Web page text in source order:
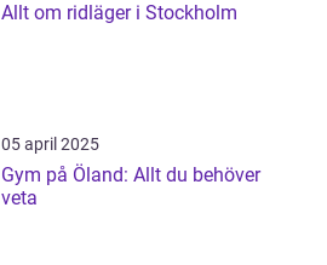
Allt om ridläger i Stockholm
05 april 2025
Gym på Öland: Allt du behöver
veta